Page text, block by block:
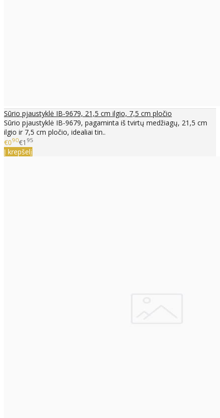
Sūrio pjaustyklė IB-9679, 21,5 cm ilgio, 7,5 cm pločio
Sūrio pjaustyklė IB-9679, pagaminta iš tvirtų medžiagų, 21,5 cm
ilgio ir 7,5 cm pločio, idealiai tin..
€090€1 95
Į krepšelį